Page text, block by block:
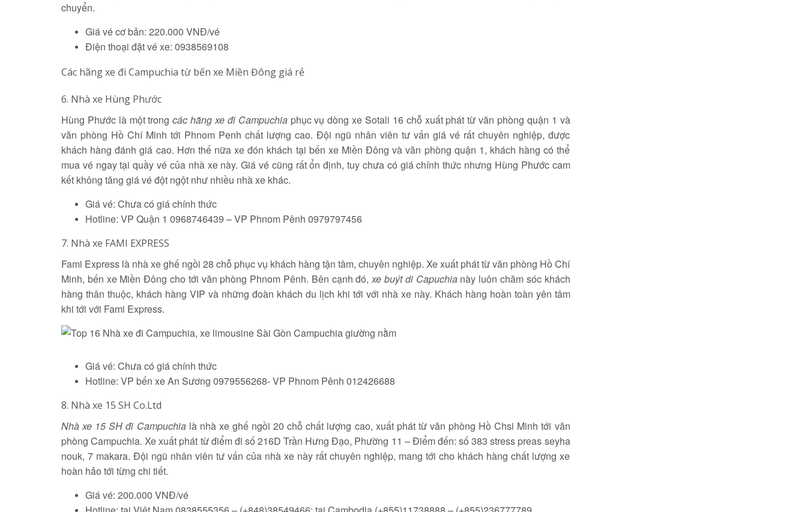
chuyển.
Giá vé cơ bản: 220.000 VNĐ/vé
Điện thoại đặt vé xe: 0938569108
Các hãng xe đi Campuchia từ bến xe Miền Đông giá rẻ
6. Nhà xe Hùng Phước
Hùng Phước là một trongcác hãng xe đi Campuchiaphục vụ dòng xe Sotali 16 chỗ xuất phát từ văn phòng quận 1 và
văn phòng Hồ Chí Minh tới Phnom Penh chất lượng cao. Đội ngũ nhân viên tư vấn giá vé rất chuyên nghiệp, được
khách hàng đánh giá cao. Hơn thế nữa xe đón khách tại bến xe Miền Đông và văn phòng quận 1, khách hàng có thể
mua vé ngay tại quầy vé của nhà xe này. Giá vé cũng rất ổn định, tuy chưa có giá chính thức nhưng Hùng Phước cam
kết không tăng giá vé đột ngột như nhiều nhà xe khác.
Giá vé: Chưa có giá chính thức
Hotline: VP Quận 1 0968746439 – VP Phnom Pênh 0979797456
7. Nhà xe FAMI EXPRESS
Fami Express là nhà xe ghế ngồi 28 chỗ phục vụ khách hàng tận tâm, chuyên nghiệp. Xe xuất phát từ văn phòng Hồ Chí
Minh, bến xe Miền Đông cho tới văn phòng Phnom Pênh. Bên cạnh đó,xe buýt di Capuchianày luôn chăm sóc khách
hàng thân thuộc, khách hàng VIP và những đoàn khách du lịch khi tới với nhà xe này. Khách hàng hoàn toàn yên tâm
khi tới với Fami Express.
Giá vé: Chưa có giá chính thức
Hotline: VP bến xe An Sương 0979556268- VP Phnom Pênh 012426688
8. Nhà xe 15 SH Co.Ltd
Nhà xe 15 SH đi Campuchialà nhà xe ghế ngồi 20 chỗ chất lượng cao, xuất phát từ văn phòng Hồ Chsi Minh tới văn
phòng Campuchia. Xe xuất phát từ điểm đi số 216D Trần Hưng Đạo, Phường 11 – Điểm đến: số 383 stress preas seyha
nouk, 7 makara. Đội ngũ nhân viên tư vấn của nhà xe này rất chuyên nghiệp, mang tới cho khách hàng chất lượng xe
hoàn hảo tới từng chi tiết.
Giá vé: 200.000 VNĐ/vé